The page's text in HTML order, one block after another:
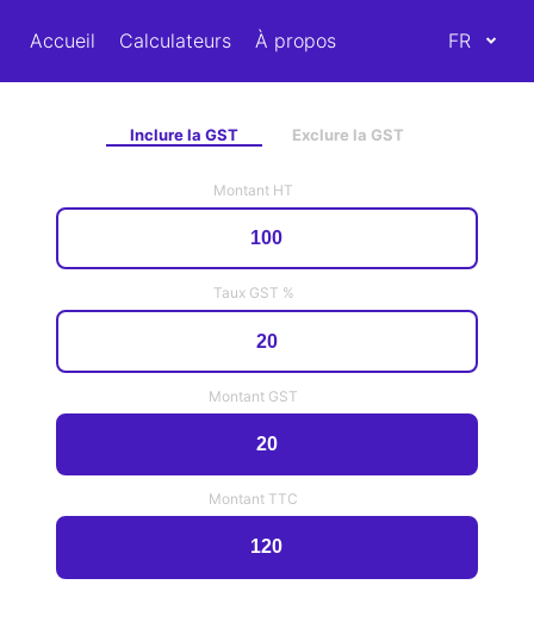
Accueil Calculateurs À propos
Inclure la GST Exclure la GST
Montant HT
Taux GST %
Montant GST
Montant TTC
FR